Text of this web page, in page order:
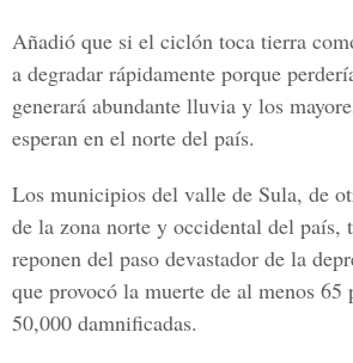
Añadió que si el ciclón toca tierra
a degradar rápidamente porque
generará abundante lluvia y los
esperan en el norte del país.
Los municipios del valle de Sula, de
de la zona norte y occidental del país,
reponen del paso devastador de la
que provocó la muerte de al menos 65
50,000 damnificadas.